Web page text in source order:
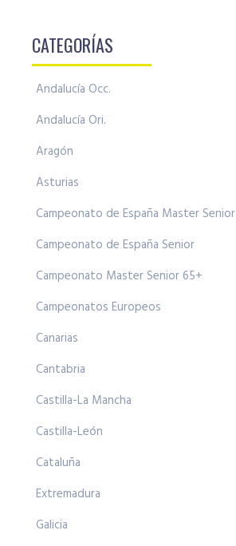
CATEGORÍAS
Andalucía Occ.
Andalucía Ori.
Aragón
Asturias
Campeonato de España Master Senior
Campeonato de España Senior
Campeonato Master Senior 65+
Campeonatos Europeos
Canarias
Cantabria
Castilla-La Mancha
Castilla-León
Cataluña
Extremadura
Galicia